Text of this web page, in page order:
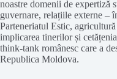
noastre domenii de expertiză
guvernare, relațiile externe –
Parteneriatul Estic,
implicarea tinerilor și
think-tank românesc care a
Republica Moldova.